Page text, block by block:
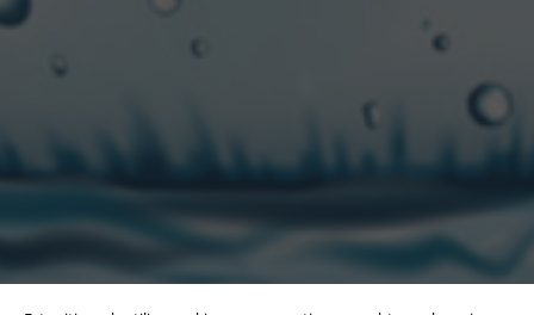
“CCU” es una marca registrada de CCU.
Edison 2669 Piso 1. Martinez (1640)
© 2021. CCU S.A. Todos los derechos reservados.
atencionalconsumidor@ccu.com.ar
0800-888-2427